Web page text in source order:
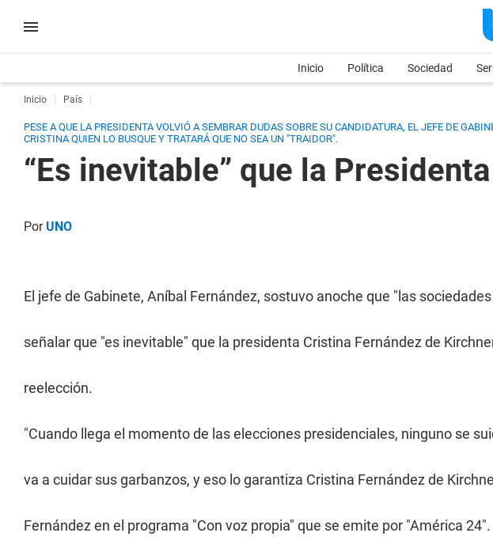
Inicio Política Sociedad
Inicio País
PESE A QUE LA PRESIDENTA VOLVIÓ A SEMBRAR DUDAS SOBRE SU CANDIDATURA, EL JEFE DE
CRISTINA QUIEN LO BUSQUE Y TRATARÁ QUE NO SEA UN "TRAIDOR".
“Es inevitable” que la
PorUNO
El jefe de Gabinete, Aníbal Fernández, sostuvo anoche que "las sociedades
señalar que "es inevitable" que la presidenta Cristina Fernández de
reelección.
"Cuando llega el momento de las elecciones presidenciales, ninguno se
va a cuidar sus garbanzos, y eso lo garantiza Cristina Fernández de
Fernández en el programa "Con voz propia" que se emite por "América 24".